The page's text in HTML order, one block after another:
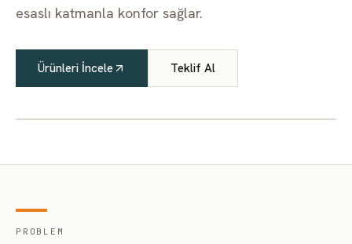
esaslı katmanla konfor sağlar.
Ürünleri İncele Teklif Al
PROBLEM